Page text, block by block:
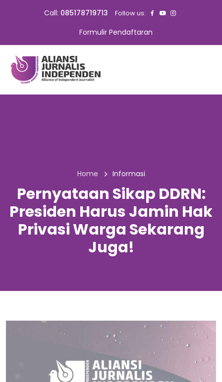
Call: 085178719713 Follow us:
Formulir Pendaftaran
Home Informasi
Pernyataan Sikap DDRN:
Presiden Harus Jamin Hak
Privasi Warga Sekarang
Juga!